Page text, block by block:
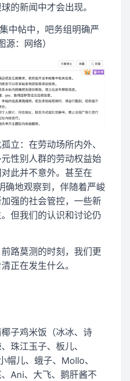
的新闻中才会出现。
中帖中，吧务组明确严
源：网络）
立：在劳动场所内外、
性别人群的劳动权益始
此并不意外。甚至在
确地观察到，伴随着严峻
强的社会管控，一些新
但我们的认识和讨论仍
路莫测的时刻，我们更
正在发生什么。
子鸡米饭（冰冰、诗
珠江玉子、板儿、
帽儿、蛾子、Mollo、
Ani、大飞、鹅肝酱不